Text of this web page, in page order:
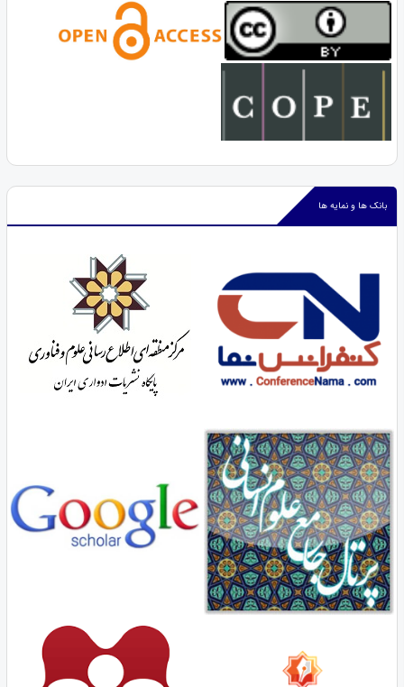
بانک ها و نمایه ها